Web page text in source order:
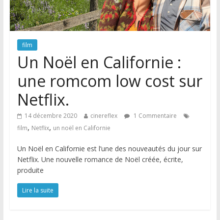
film
Un Noël en Californie :
une romcom low cost sur
Netflix.
14 décembre 2020 cinereflex
1 Commentaire
film, Netflix, un noël en Californie
Un Noël en Californie est l’une des nouveautés du jour sur
Netflix. Une nouvelle romance de Noël créée, écrite,
produite
Lire la suite